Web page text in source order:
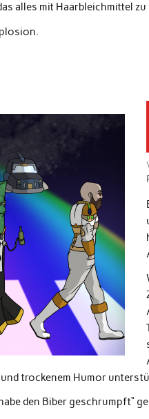
alles mit Haarbleichmittel zu
trockenem Humor
den Biber geschrumpft“